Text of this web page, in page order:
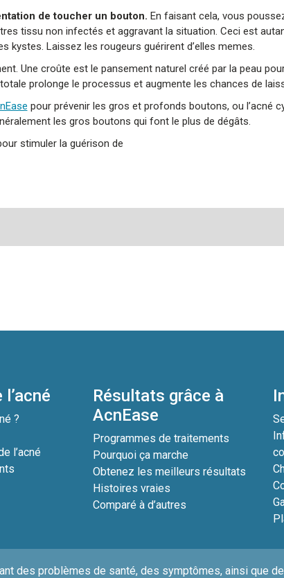
de toucher un bouton. En faisant cela, vous
tissu non infectés et aggravant la situation. Ceci est
Laissez les rougeurs guérirent d’elles memes.
Une croûte est le pansement naturel créé par la peau
prolonge le processus et augmente les chances de
pour prévenir les gros et profonds boutons, ou l’acné
les gros boutons qui font le plus de dégâts.
stimuler la guérison de
?
l’acné
Résultats grâce à
AcnEase
Programmes de traitements
Pourquoi ça marche
Obtenez les meilleurs résultats
Histoires vraies
Comparé à d’autres
des problèmes de santé, des symptômes, ainsi que